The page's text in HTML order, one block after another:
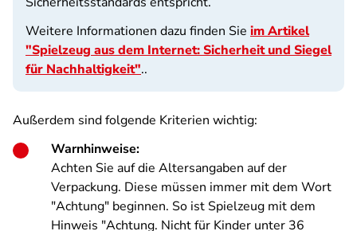
Weitere Informationen dazu finden Sie im Artikel
"Spielzeug aus dem Internet: Sicherheit und Siegel
für Nachhaltigkeit"..
Außerdem sind folgende Kriterien wichtig:
Warnhinweise:
Achten Sie auf die Altersangaben auf der
Verpackung. Diese müssen immer mit dem Wort
"Achtung" beginnen. So ist Spielzeug mit dem
Hinweis "Achtung. Nicht für Kinder unter 36